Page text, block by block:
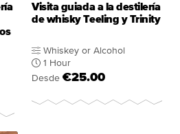
Visita guiada a la destilería
de whisky Teeling y Trinity
Whiskey or Alcohol
1 Hour
Desde €25.00